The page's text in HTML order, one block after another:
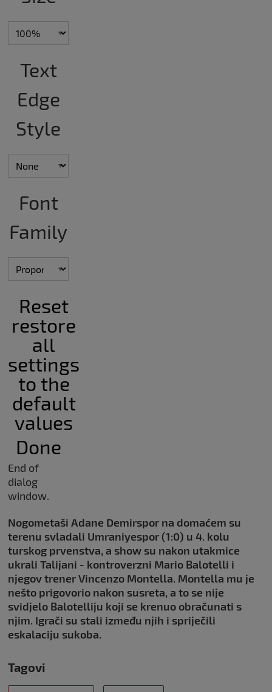
Text
Edge
Style
Font
Family
Reset
restore
all
settings
to the
default
values
Done
End of
dialog
window.
Nogometaši Adane Demirspor na domaćem su
terenu svladali Umraniyespor (1:0) u 4. kolu
turskog prvenstva, a show su nakon utakmice
ukrali Talijani - kontroverzni Mario Balotelli i
njegov trener Vincenzo Montella. Montella mu je
nešto prigovorio nakon susreta, a to se nije
svidjelo Balotelliju koji se krenuo obračunati s
njim. Igrači su stali između njih i spriječili
eskalaciju sukoba.
Tagovi